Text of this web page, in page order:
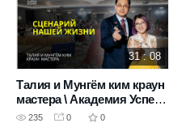
31 : 08
Талия и Мунгём ким краун
мастера \ Академия Успеха
Атоми в Астане 10.05.2025
235 0
0